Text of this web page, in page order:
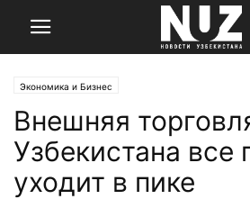
Экономика и Бизнес
Внешняя
Узбекистана все
уходит в пике